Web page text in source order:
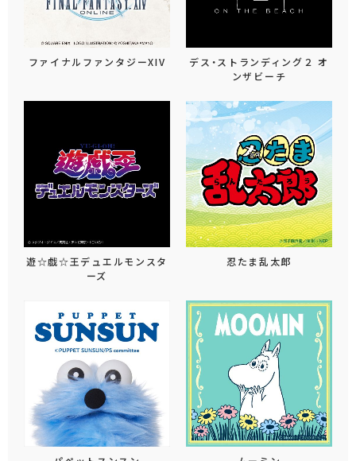
ファイナルファンタジーXIV
デス・ストランディング２ オ
ンザビーチ
遊☆戯☆王デュエルモンスタ
ーズ
忍たま乱太郎